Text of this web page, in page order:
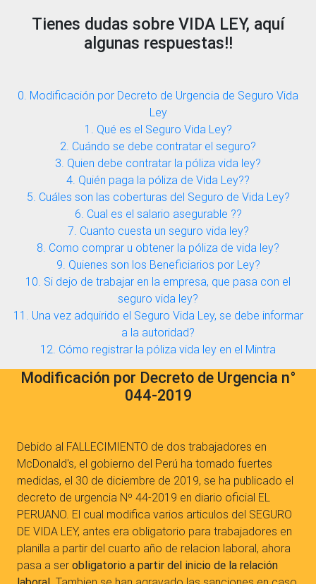
Tienes dudas sobre VIDA LEY, aquí
algunas respuestas!!
0. Modificación por Decreto de Urgencia de Seguro Vida
Ley
1. Qué es el Seguro Vida Ley?
2. Cuándo se debe contratar el seguro?
3. Quien debe contratar la póliza vida ley?
4. Quién paga la póliza de Vida Ley??
5. Cuáles son las coberturas del Seguro de Vida Ley?
6. Cual es el salario asegurable ??
7. Cuanto cuesta un seguro vida ley?
8. Como comprar u obtener la póliza de vida ley?
9. Quienes son los Beneficiarios por Ley?
10. Si dejo de trabajar en la empresa, que pasa con el
seguro vida ley?
11. Una vez adquirido el Seguro Vida Ley, se debe informar
a la autoridad?
12. Cómo registrar la póliza vida ley en el Mintra
Modificación por Decreto de Urgencia n°
044-2019
Debido al FALLECIMIENTO de dos trabajadores en
McDonald's, el gobierno del Perú ha tomado fuertes
medidas, el 30 de diciembre de 2019, se ha publicado el
decreto de urgencia Nº 44-2019 en diario oficial EL
PERUANO. El cual modifica varios articulos del SEGURO
DE VIDA LEY, antes era obligatorio para trabajadores en
planilla a partir del cuarto año de relacion laboral, ahora
pasa a ser obligatorio a partir del inicio de la relación